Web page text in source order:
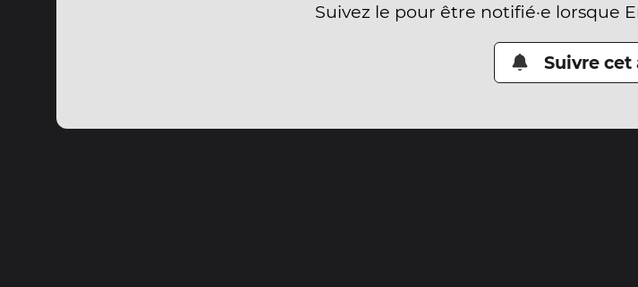
Suivez le pour être notifié·e lorsque
Suivre cet